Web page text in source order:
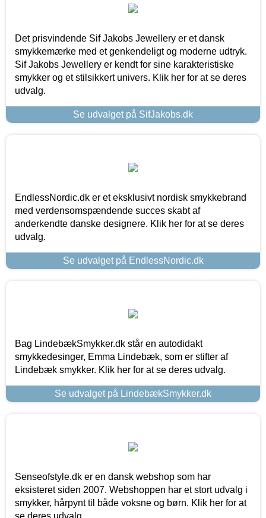
Det prisvindende Sif Jakobs Jewellery er et dansk
smykkemærke med et genkendeligt og moderne udtryk.
Sif Jakobs Jewellery er kendt for sine karakteristiske
smykker og et stilsikkert univers. Klik her for at se deres
udvalg.
Se udvalget på SifJakobs.dk
EndlessNordic.dk er et eksklusivt nordisk smykkebrand
med verdensomspændende succes skabt af
anderkendte danske designere. Klik her for at se deres
udvalg.
Se udvalget på EndlessNordic.dk
Bag LindebækSmykker.dk står en autodidakt
smykkedesinger, Emma Lindebæk, som er stifter af
Lindebæk smykker. Klik her for at se deres udvalg.
Se udvalget på LindebækSmykker.dk
Senseofstyle.dk er en dansk webshop som har
eksisteret siden 2007. Webshoppen har et stort udvalg i
smykker, hårpynt til både voksne og børn. Klik her for at
se deres udvalg.